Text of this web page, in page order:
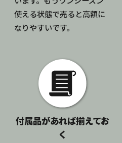
使える状態で売ると高額に
なりやすいです。
付属品があれば揃えてお
く